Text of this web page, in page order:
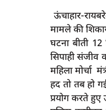
ऊंचाहार-
मामले की
घटना बीती
सिपाही संजीव
महिला मोर्चा
हद तो तब हो
प्रयोग करते हुए